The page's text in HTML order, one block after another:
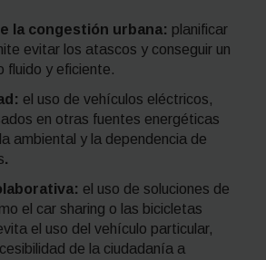
la congestión urbana: planificar
evitar los atascos y conseguir un
fluido y eficiente.
el uso de vehículos eléctricos,
en otras fuentes energéticas
ambiental y la dependencia de
.
el uso de soluciones de
el car sharing o las bicicletas
el uso del vehículo particular,
de la ciudadanía a